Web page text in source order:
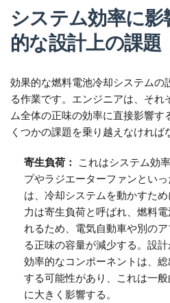
システム効率に
的な設計上の課題
効果的な燃料電池冷却システムの
る作業です。エンジニアは、それ
ム全体の正味の効率に直接影響す
くつかの課題を乗り越えなければ
寄生負荷： これはシステム効
プやラジエーターファンとい
は、冷却システムを動かすた
力は寄生負荷と呼ばれ、燃料
れるため、電気自動車や別の
る正味の容量が減少する。設
効率的なコンポーネントは、
する可能性があり、これは一
に大きく影響する。